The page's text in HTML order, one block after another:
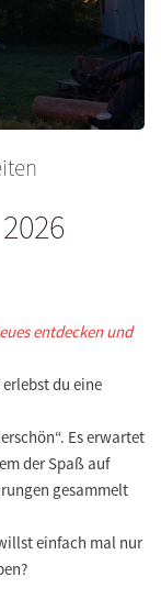
entdecken und
du eine
Es erwartet
der Spaß auf
gesammelt
einfach mal nur